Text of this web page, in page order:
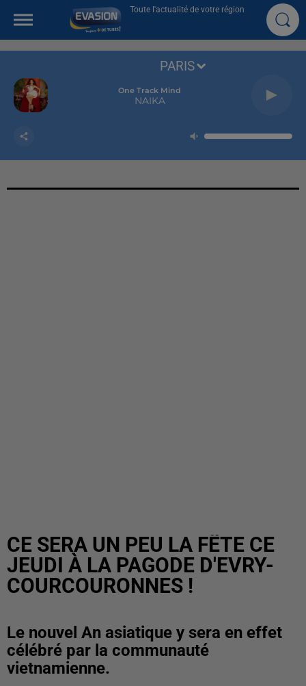
Toute l'actualité de votre région
One Track Mind
NAIKA
PARIS
CE SERA UN PEU LA FÊTE CE
JEUDI À LA PAGODE D'EVRY-
COURCOURONNES !
Le nouvel An asiatique y sera en effet
célébré par la communauté
vietnamienne.